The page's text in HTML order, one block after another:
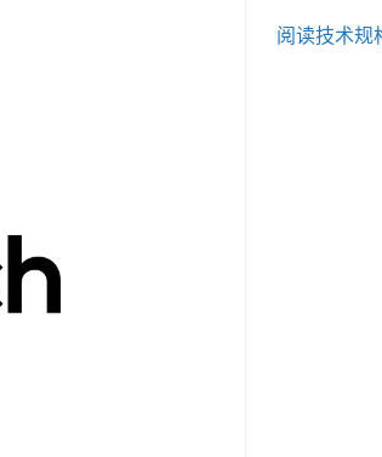
阅读技术规